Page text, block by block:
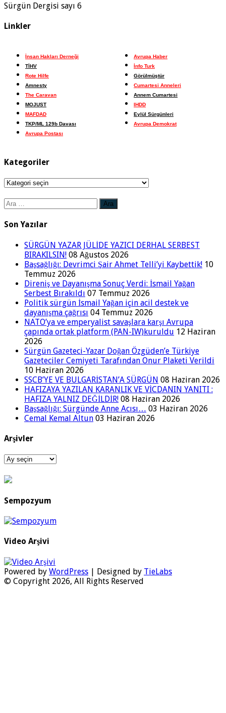
Sürgün Dergisi sayı 6
Linkler
İnsan Hakları Derneği
TİHV
Rote Hilfe
Amnesty
The Caravan
MOJUST
MAFDAD
TKP/ML 129b Davası
Avrupa Postası
Avrupa Haber
İnfo Turk
Görülmüştür
Cumartesi Anneleri
Annem Cumartesi
IHDD
Eylül Sürgünleri
Avrupa Demokrat
Kategoriler
Kategoriler
Arama:
Son Yazılar
SÜRGÜN YAZAR JÜLİDE YAZICI DERHAL SERBEST
BIRAKILSIN! 08 Ağustos 2026
Başsağlığı: Devrimci Şair Ahmet Telli’yi Kaybettik! 10
Temmuz 2026
Direniş ve Dayanışma Sonuç Verdi: İsmail Yağan
Serbest Bırakıldı 07 Temmuz 2026
Politik sürgün İsmail Yağan için acil destek ve
dayanışma çağrısı 04 Temmuz 2026
NATO’ya ve emperyalist savaşlara karşı Avrupa
çapında ortak platform (PAN-IW)kuruldu 12 Haziran
2026
Sürgün Gazeteci-Yazar Doğan Özgüden’e Türkiye
Gazeteciler Cemiyeti Tarafından Onur Plaketi Verildi
10 Haziran 2026
SSCB’YE VE BULGARİSTAN’A SÜRGÜN 08 Haziran 2026
HAFIZAYA YAZILAN KARANLIK VE VİCDANIN YANITI :
HAFIZA YALNIZ DEĞİLDİR! 08 Haziran 2026
Başsağlığı: Sürgünde Anne Acısı… 03 Haziran 2026
Cemal Kemal Altun 03 Haziran 2026
Arşivler
Arşivler
Sempozyum
Video Arşivi
Powered by WordPress | Designed by TieLabs
© Copyright 2026, All Rights Reserved